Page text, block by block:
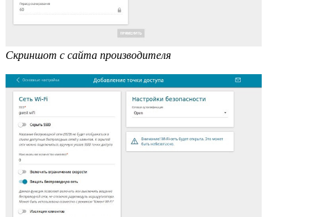
Скриншот с сайта производителя